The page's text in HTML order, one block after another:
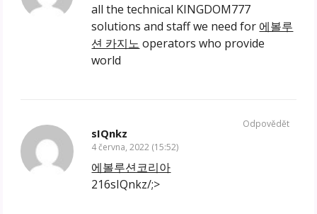
all the technical KINGDOM777
solutions and staff we need for 에볼루
션 카지노 operators who provide
world
sIQnkz
4 června, 2022 (15:52)
에볼루션코리아
216sIQnkz/;>
Odpovědět